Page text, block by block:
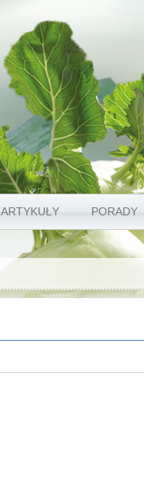
ARTYKUŁY PORADY